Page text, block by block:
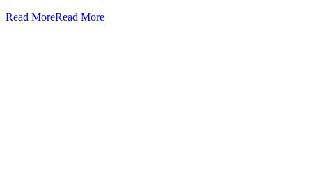
Read MoreRead More